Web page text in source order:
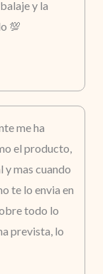
y la
💯
me ha
el producto,
y mas cuando
te lo envia en
todo lo
prevista, lo